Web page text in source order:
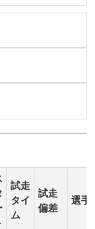
試走
タイ
ム
試走
偏差
選手